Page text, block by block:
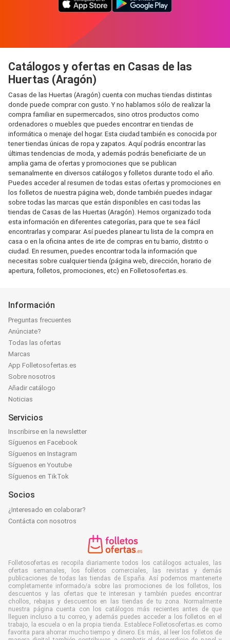
Catálogos y ofertas en Casas de las
Huertas (Aragón)
Casas de las Huertas (Aragón) cuenta con muchas tiendas distintas
donde puede comprar con gusto. Y no hablamos sólo de realizar la
compra familiar en supermercados, sino otros productos como
ordenadores o muebles que puedes encontrar en tiendas de
informática o menaje del hogar. Esta ciudad también es conocida por
tener tiendas únicas de ropa y zapatos. Aquí podrás encontrar las
últimas tendencias de moda, y además podrás beneficiarte de un
amplia gama de ofertas y promociones que se publican
semanalmente en diversos catálogos y folletos durante todo el año.
Puedes acceder al resumen de todas estas ofertas y promociones en
los folletos de nuestra página web, donde también puedes indagar
sobre todas las marcas que están disponibles en casi todas las
tiendas de Casas de las Huertas (Aragón). Hemos organizado toda
esta información en diferentes categorías, para que te sea fácil
encontrarlas y comparar. Así puedes planear tu lista de la compra en
casa o en la oficina antes de irte de compras en tu barrio, distrito o
ciudad. En resumen, puedes encontrar toda la información que
necesitas sobre cualquier tienda (página web, dirección, horario de
apertura, folletos, promociones, etc) en Folletosofertas.es.
Información
Preguntas frecuentes
Anúnciate?
Todas las ofertas
Marcas
App Folletosofertas.es
Sobre nosotros
Añadir catálogo
Noticias
Servicios
Inscribirse en la newsletter
Síguenos en Facebook
Síguenos en Instagram
Síguenos en Youtube
Síguenos en TikTok
Socios
¿Interesado en colaborar?
Contácta con nosotros
Folletosofertas.es recopila diariamente todos los catálogos actuales, las
ofertas semanales, los folletos comerciales, las revistas y demás
publicaciones de todas las tiendas de España. Así podemos mantenerte
completamente informado/a sobre las promociones de los folletos, los
descuentos y las ofertas que te interesan y también puedes encontrar
chollos, rebajas y descuentos en las tiendas de tu zona. Normalmente
nuestra página cuenta con los catálogos más recientes antes de que
lleguen incluso a tu correo, y además puedes acceder a los folletos en el
trabajo, la escuela o en la propia tienda. Establece Folletosofertas.es como
favorita para ahorrar mucho tiempo y dinero. Es más, al leer los folletos de